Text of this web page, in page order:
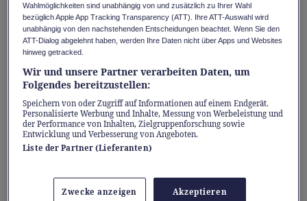
Medizinisch spricht man davon, wenn man
über längere Zeit keine ausreichende
Erektion für zufriedenstellenden
Geschlechtsverkehr erlangen oder
aufrechterhalten kann. Doch 70 Prozent der
Männer wissen gar nicht, dass sie unter einer
Erektionsstörung leiden.
ignorieren:
Wahlmöglichkeiten sind unabhängig von und zusätzlich zu Ihrer Wahl
bezüglich Apple App Tracking Transparency (ATT). Ihre ATT-Auswahl wird
unabhängig von den nachstehenden Entscheidungen beachtet. Wenn Sie den
ATT-Dialog abgelehnt haben, werden Ihre Daten nicht über Apps und Websites
hinweg getracked.
Wir und unsere Partner verarbeiten Daten, um
Folgendes bereitzustellen:
Speichern von oder Zugriff auf Informationen auf einem Endgerät.
Personalisierte Werbung und Inhalte, Messung von Werbeleistung und
der Performance von Inhalten, Zielgruppenforschung sowie
Entwicklung und Verbesserung von Angeboten.
Liste der Partner (Lieferanten)
Zwecke anzeigen Akzeptieren